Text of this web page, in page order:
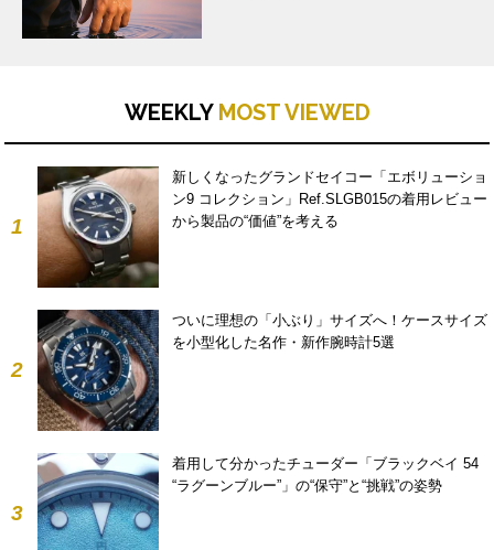
WEEKLY MOST VIEWED
1
新しくなったグランドセイコー「エボリューショ
ン9 コレクション」Ref.SLGB015の着用レビュー
から製品の“価値”を考える
2
ついに理想の「小ぶり」サイズへ！ケースサイズ
を小型化した名作・新作腕時計5選
3
着用して分かったチューダー「ブラックベイ 54
“ラグーンブルー”」の“保守”と“挑戦”の姿勢